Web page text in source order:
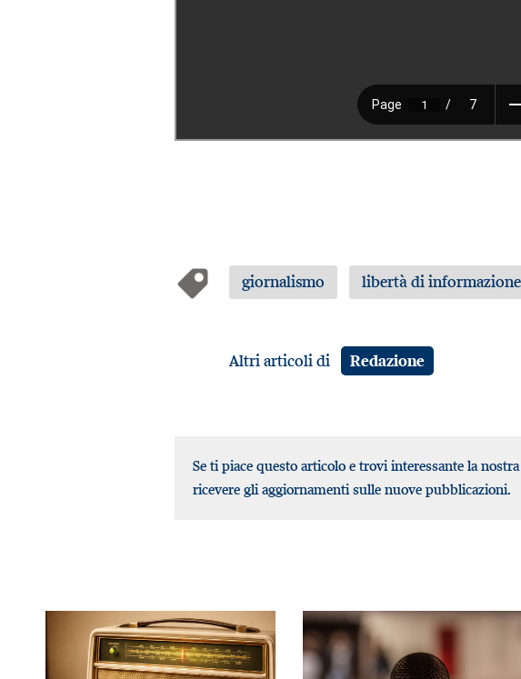
giornalismo libertà di informazione
Altri articoli di Redazione
Se ti piace questo articolo e trovi interessante la
ricevere gli aggiornamenti sulle nuove pubblicazioni.